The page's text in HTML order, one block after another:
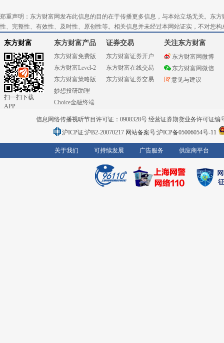
郑重声明：东方财富网发布此信息的目的在于传播更多信息，与本站立场无关。东
性、完整性、有效性、及时性、原创性等。相关信息并未经过本网站证实，不对您
东方财富
扫一扫下载
APP
东方财富产品
东方财富免费版
东方财富Level-2
东方财富策略版
妙想投研助理
Choice金融终端
证券交易
东方财富证券开户
东方财富在线交易
东方财富证券交易
关注东方财富
东方财富网微博
东方财富网微信
意见与建议
信息网络传播视听节目许可证：0908328号 经营证券期货业务许可证编
沪ICP证:沪B2-20070217 网站备案号:沪ICP备05006054号-11
关于我们 可持续发展 广告服务 供应商平台